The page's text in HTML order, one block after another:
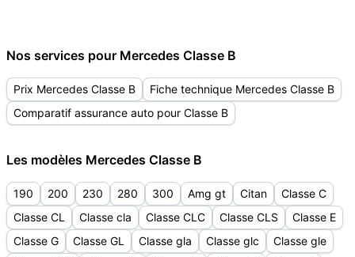
Nos services pour Mercedes Classe B
Prix Mercedes Classe B
Fiche technique Mercedes Classe B
Comparatif assurance auto pour Classe B
Les modèles Mercedes Classe B
190 200 230 280 300 Amg gt Citan
Classe C
Classe CL
Classe cla Classe CLC Classe CLS
Classe E
Classe G
Classe GL Classe gla Classe glc
Classe gle